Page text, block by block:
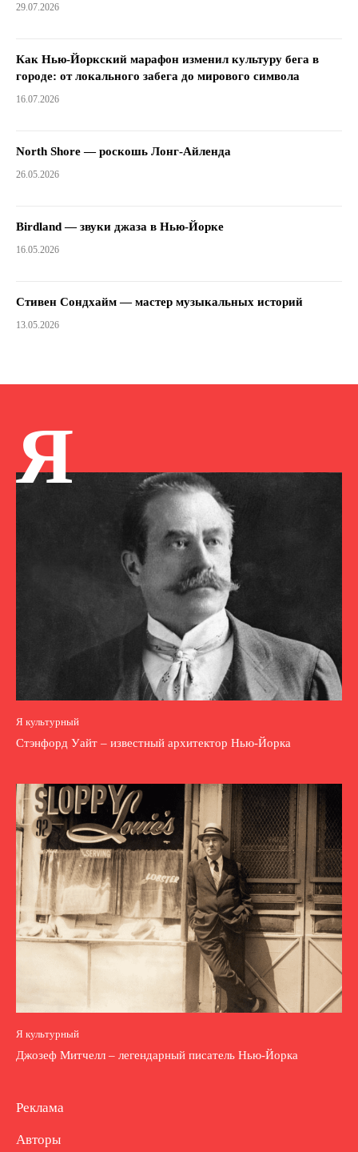
29.07.2026
Как Нью-Йоркский марафон изменил культуру бега в
городе: от локального забега до мирового символа
16.07.2026
North Shore — роскошь Лонг-Айленда
26.05.2026
Birdland — звуки джаза в Нью-Йорке
16.05.2026
Стивен Сондхайм — мастер музыкальных историй
13.05.2026
Я
Я культурный
Стэнфорд Уайт – известный архитектор Нью-Йорка
Я культурный
Джозеф Митчелл – легендарный писатель Нью-Йорка
Реклама
Авторы